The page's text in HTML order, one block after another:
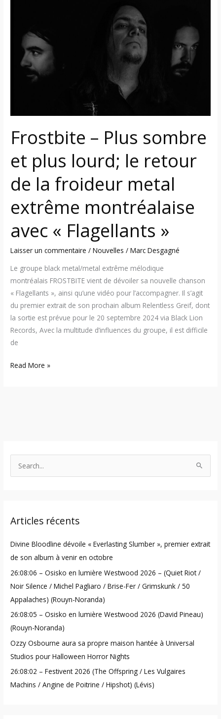
Frostbite – Plus sombre
et plus lourd; le retour
de la froideur metal
extrême montréalaise
avec « Flagellants »
Laisser un commentaire /Nouvelles /Marc Desgagné
Le groupe black metal/metal extrême mélodique
montréalais FROSTBITE vient de dévoiler sa nouvelle chanson
« Flagellants », ainsi qu’une vidéo pour l’accompagner. Il s’agit
du premier extrait de son prochain album Relentless Greif, dont
la sortie est prévue pour le 20 septembre 2024 via Black Lion
Records, Avec la multitude d’influences du groupe, il est difficile
de
sombre
plus
lourd;
froideur
extrême
montréalaise
avec
Flagellants
Read More »
c
f
o
r
:
Articles récents
Divine Bloodline dévoile « Everlasting Slumber », premier extrait
de son album à venir en octobre
26:08:06 – Osisko en lumière Westwood 2026 – (Quiet Riot /
Noir Silence / Michel Pagliaro / Brise-Fer / Grimskunk / 50
Appalaches) (Rouyn-Noranda)
26:08:05 – Osisko en lumière Westwood 2026 (David Pineau)
(Rouyn-Noranda)
Ozzy Osbourne aura sa propre maison hantée à Universal
Studios pour Halloween Horror Nights
26:08:02 – Festivent 2026 (The Offspring / Les Vulgaires
Machins / Angine de Poitrine / Hipshot) (Lévis)